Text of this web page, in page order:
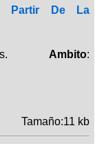
Partir De La
Ambito:
Tamaño:11 kb